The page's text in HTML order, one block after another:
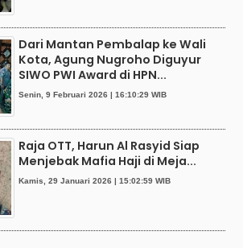
Dari Mantan Pembalap ke Wali
Kota, Agung Nugroho Diguyur
SIWO PWI Award di HPN...
Senin, 9 Februari 2026 | 16:10:29 WIB
Raja OTT, Harun Al Rasyid Siap
Menjebak Mafia Haji di Meja...
Kamis, 29 Januari 2026 | 15:02:59 WIB